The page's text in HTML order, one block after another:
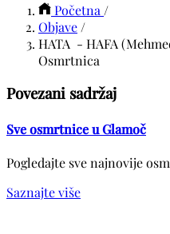
Početna /
Objave /
HATA - HAFA
Osmrtnica
Povezani sadržaj
Sve osmrtnice u Glamoč
Pogledajte sve najnovije
Saznajte više